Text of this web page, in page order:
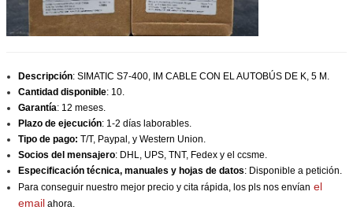
Descripción: SIMATIC S7-400, IM CABLE CON EL AUTOBÚS DE K, 5 M.
Cantidad disponible: 10.
Garantía: 12 meses.
Plazo de ejecución: 1-2 días laborables.
Tipo de pago: T/T, Paypal, y Western Union.
Socios del mensajero: DHL, UPS, TNT, Fedex y el ccsme.
Especificación técnica, manuales y hojas de datos: Disponible a petición.
Para conseguir nuestro mejor precio y cita rápida, los pls nos envían el
email ahora.